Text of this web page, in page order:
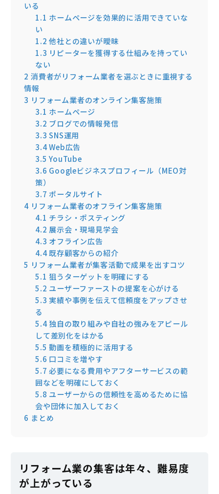
いる
1.1 ホームページを効果的に活用できていな
い
1.2 他社との違いが曖昧
1.3 リピーターを獲得する仕組みを持ってい
ない
2 消費者がリフォーム業者を選ぶときに重視する
情報
3 リフォーム業者のオンライン集客施策
3.1 ホームページ
3.2 ブログでの情報発信
3.3 SNS運用
3.4Web広告
3.5 YouTube
3.6 Googleビジネスプロフィール（MEO対
策）
3.7 ポータルサイト
4 リフォーム業者のオフライン集客施策
4.1 チラシ・ポスティング
4.2 展示会・現場見学会
4.3 オフライン広告
4.4既存顧客からの紹介
5 リフォーム業者が集客活動で成果を出すコツ
5.1 狙うターゲットを明確にする
5.2 ユーザーファーストの提案を心がける
5.3 実績や事例を伝えて信頼度をアップさせ
る
5.4独自の取り組みや自社の強みをアピール
して差別化をはかる
5.5 動画を積極的に活用する
5.6 口コミを増やす
5.7 必要になる費用やアフターサービスの範
囲などを明確にしておく
5.8 ユーザーからの信頼性を高めるために協
会や団体に加入しておく
6 まとめ
リフォーム業の集客は年々、難易度
が上がっている